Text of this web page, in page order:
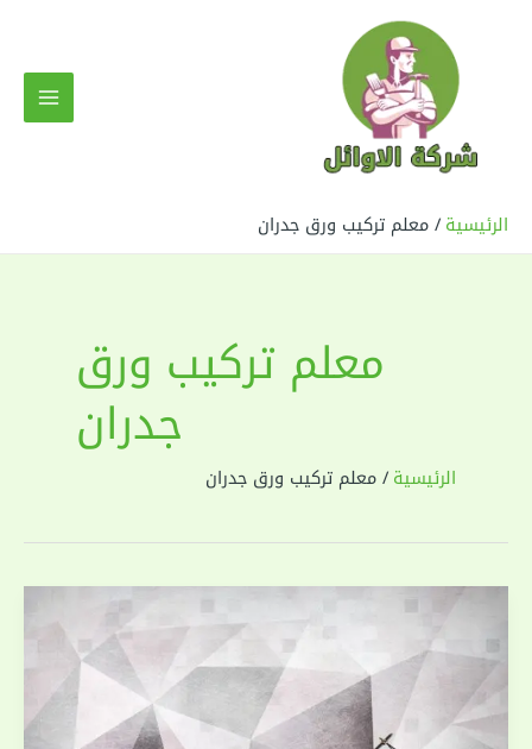
الرئيسية معلم تركيب ورق جدران
معلم تركيب ورق
جدران
الرئيسية معلم تركيب ورق جدران